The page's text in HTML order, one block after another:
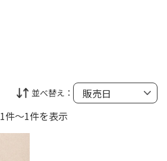
並べ替え：
1件～1件を表示